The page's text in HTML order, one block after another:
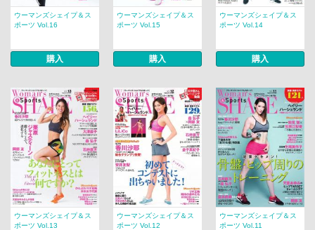
ウーマンズシェイプ＆ス
ポーツ Vol.16
購入
ウーマンズシェイプ＆ス
ポーツ Vol.15
購入
ウーマンズシェイプ＆ス
ポーツ Vol.14
購入
ウーマンズシェイプ＆ス
ポーツ Vol.13
ウーマンズシェイプ＆ス
ポーツ Vol.12
ウーマンズシェイプ＆ス
ポーツ Vol.11